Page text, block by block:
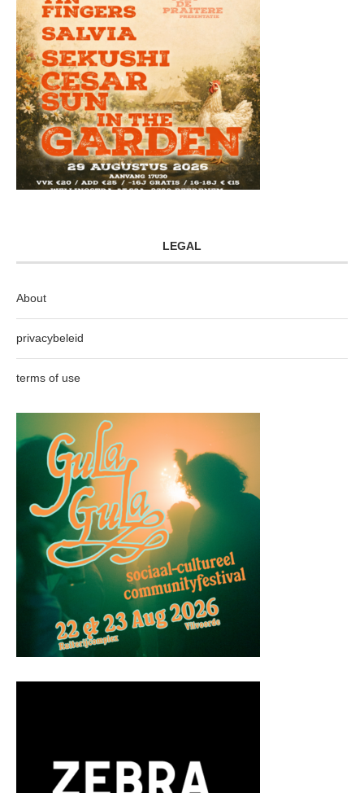
LEGAL
About
privacybeleid
terms of use